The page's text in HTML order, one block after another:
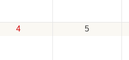
4 5